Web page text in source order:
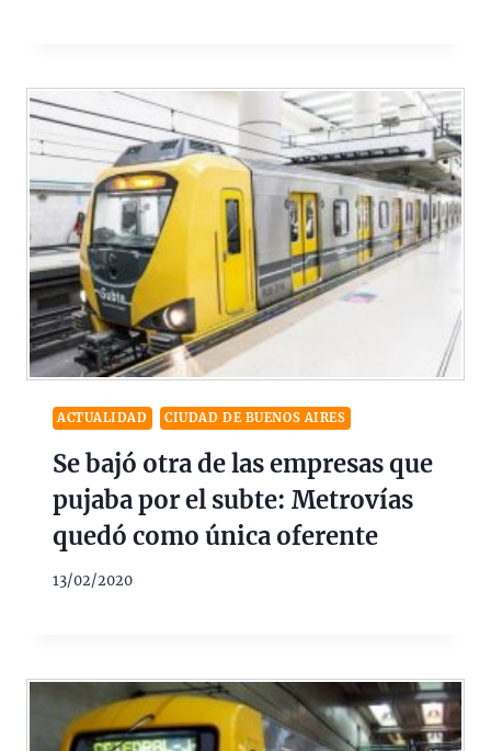
ACTUALIDAD CIUDAD DE BUENOS AIRES
Se bajó otra de las empresas que
pujaba por el subte: Metrovías
quedó como única oferente
13/02/2020